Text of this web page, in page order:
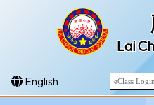
Lai
English